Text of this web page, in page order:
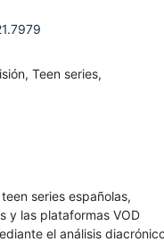
Teen series,
series españolas,
y las plataformas VOD
el análisis